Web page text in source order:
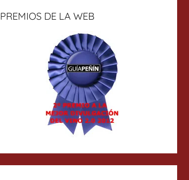
PREMIOS DE LA WEB